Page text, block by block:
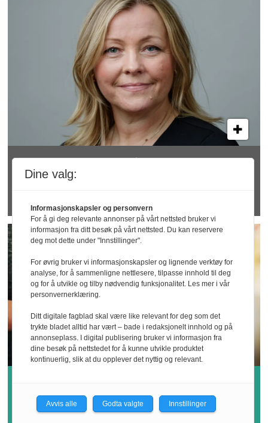
Rapport: KI kan
– Digitalisering
Dine valg:
Informasjonskapsler og personvern
For å gi deg relevante annonser på vårt nettsted bruker vi
informasjon fra ditt besøk på vårt nettsted. Du kan reservere
deg mot dette under "Innstillinger".
For øvrig bruker vi informasjonskapsler og lignende verktøy for
analyse, for å sammenligne nettlesere, tilpasse innhold til deg
og for å utvikle og tilby nødvendig funksjonalitet. Les mer i vår
personvernerklæring.
Ditt digitale fagblad skal være like relevant for deg som det
trykte bladet alltid har vært – bade i redaksjonelt innhold og på
annonseplass. I digital publisering bruker vi informasjon fra
dine besøk på nettstedet for å kunne utvikle produktet
kontinuerlig, slik at du opplever det nyttig og relevant.
Avvis alle Godta valgte Innstillinger